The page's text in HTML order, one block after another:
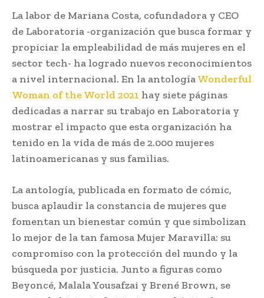
La labor de Mariana Costa, cofundadora y CEO
de Laboratoria -organización que busca formar y
propiciar la empleabilidad de más mujeres en el
sector tech- ha logrado nuevos reconocimientos
a nivel internacional. En la antologíaWonderful
Woman of the World 2021 hay siete páginas
dedicadas a narrar su trabajo en Laboratoria y
mostrar el impacto que esta organización ha
tenido en la vida de más de 2.000 mujeres
latinoamericanas y sus familias.
La antología, publicada en formato de cómic,
busca aplaudir la constancia de mujeres que
fomentan un bienestar común y que simbolizan
lo mejor de la tan famosa Mujer Maravilla: su
compromiso con la protección del mundo y la
búsqueda por justicia. Junto a figuras como
Beyoncé, Malala Yousafzai y Brené Brown, se